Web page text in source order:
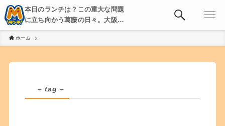
本日のランチは？この重大な問題
に立ち向かう葛藤の日々。大阪・
京都・神戸を中心とした食べ歩
き、飲み歩きを綴る。
ホーム
– tag –